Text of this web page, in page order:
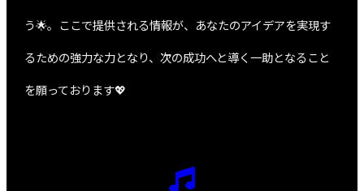
う🌟。ここで提供される情報が、あなたのアイデアを実現す
るための強力な力となり、次の成功へと導く一助となること
を願っております💖